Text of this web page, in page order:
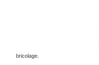
bricolage.